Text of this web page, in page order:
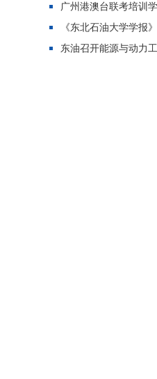
广州港澳台联考培训
《东北石油大学学报
东油召开能源与动力